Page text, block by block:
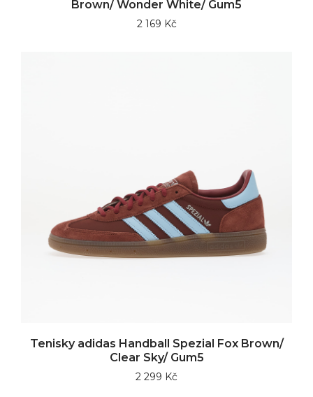
Brown/ Wonder White/ Gum5
2 169 Kč
Tenisky adidas Handball Spezial Fox Brown/
Clear Sky/ Gum5
2 299 Kč